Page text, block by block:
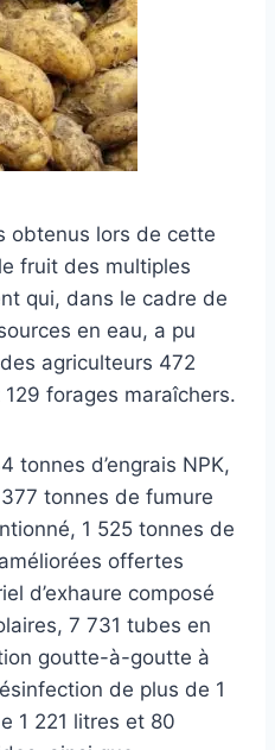
obtenus lors de cette
fruit des multiples
qui, dans le cadre de
en eau, a pu
agriculteurs 472
forages maraîchers.
tonnes d’engrais NPK,
tonnes de fumure
1 525 tonnes de
offertes
d’exhaure composé
7 731 tubes en
goutte-à-goutte à
de plus de 1
1 221 litres et 80